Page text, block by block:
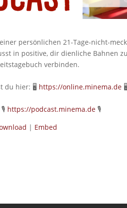
persönlichen 21-Tage-nicht-
in positive, dir dienliche Bahnen
verbinden.
du hier: 🖥 https://online.minema.de 🖥
https://podcast.minema.de 🎙
| Embed